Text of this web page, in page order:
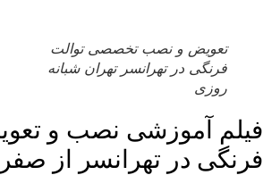
تعویض و نصب تخصصی توالت
فرنگی در تهرانسر تهران شبانه
روزی
فیلم آموزشی نصب و
فرنگی در تهرانسر از صفر تا